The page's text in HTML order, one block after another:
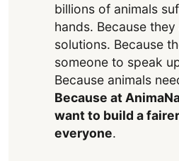
billions of animals
hands. Because
solutions. Because
someone to speak
Because animals
Because at
want to build a
everyone.